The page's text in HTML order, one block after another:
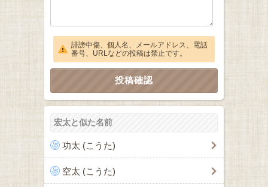
誹謗中傷、個人名、メールアドレス、電話
番号、URLなどの投稿は禁止です。
宏太と似た名前
功太 (こうた)
空太 (こうた)